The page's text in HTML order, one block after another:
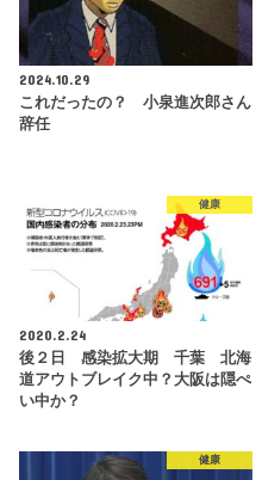
2024.10.29
これだったの？ 小泉進次郎さん
辞任
健康
2020.2.24
後２日 感染拡大期 千葉 北海
道アウトブレイク中？大阪は隠ぺ
い中か？
健康